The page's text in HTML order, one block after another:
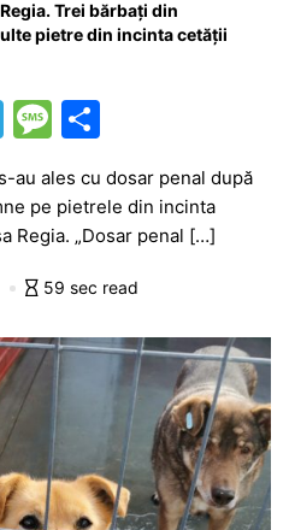
Trei bărbați din
pietre din incinta cetății
T
e
gr
a
m
M
s
s
a
e
ta
je
a
ă
au ales cu dosar penal după
pe pietrele din incinta
Regia. „Dosar penal […]
59 sec read